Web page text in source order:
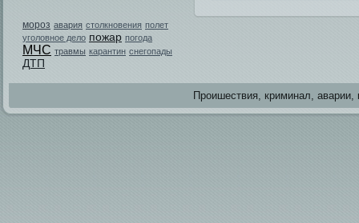
мороз авария столкновения полет
уголовное дело пожар погода
МЧС травмы карантин снегопады
ДТП
Проишестви­я, криминал,